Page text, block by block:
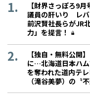
【財界さっぽろ9
議員の肝いり レバ
前沢賢社長らがJR
力」を提言！
【独自・無料公開
に…北海道日本ハム
を奪われた道内テ
（滝谷美夢）の〝